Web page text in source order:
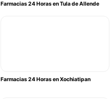
Farmacias 24 Horas en Tula de Allende
Farmacias 24 Horas en Xochiatipan